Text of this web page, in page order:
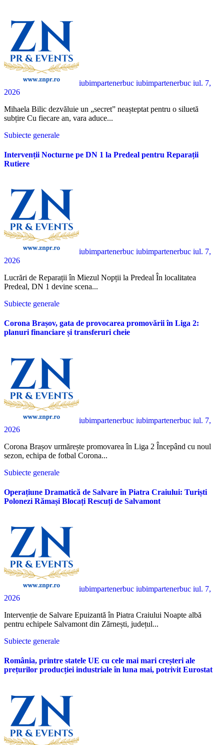
iubimpartenerbuc iubimpartenerbuc iul. 7,
2026
Mihaela Bilic dezvăluie un „secret” neașteptat pentru o siluetă
subțire Cu fiecare an, vara aduce...
Subiecte generale
Intervenții Nocturne pe DN 1 la Predeal pentru Reparații
Rutiere
iubimpartenerbuc iubimpartenerbuc iul. 7,
2026
Lucrări de Reparații în Miezul Nopții la Predeal În localitatea
Predeal, DN 1 devine scena...
Subiecte generale
Corona Brașov, gata de provocarea promovării în Liga 2:
planuri financiare și transferuri cheie
iubimpartenerbuc iubimpartenerbuc iul. 7,
2026
Corona Brașov urmărește promovarea în Liga 2 Începând cu noul
sezon, echipa de fotbal Corona...
Subiecte generale
Operațiune Dramatică de Salvare în Piatra Craiului: Turiști
Polonezi Rămași Blocați Rescuți de Salvamont
iubimpartenerbuc iubimpartenerbuc iul. 7,
2026
Intervenție de Salvare Epuizantă în Piatra Craiului Noapte albă
pentru echipele Salvamont din Zărnești, județul...
Subiecte generale
România, printre statele UE cu cele mai mari creșteri ale
prețurilor producției industriale în luna mai, potrivit Eurostat